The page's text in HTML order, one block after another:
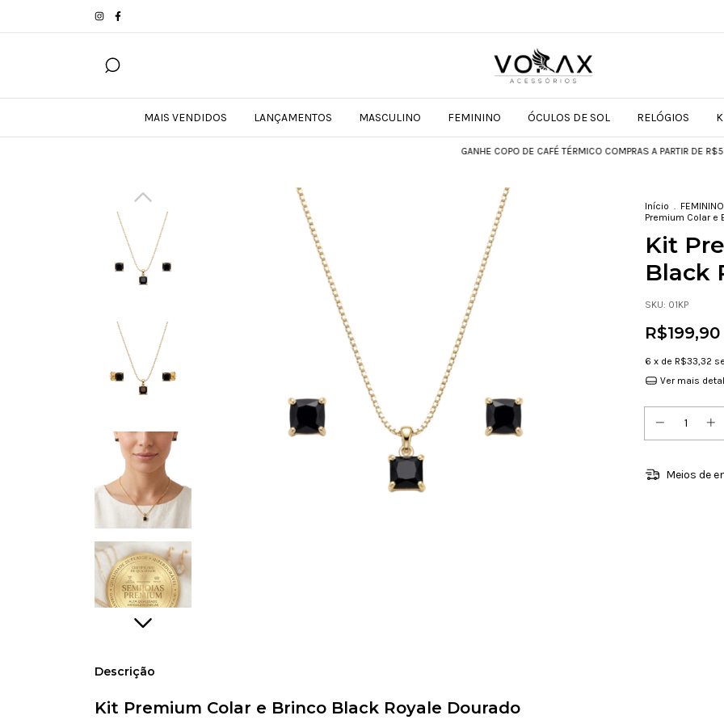
MAIS VENDIDOS LANÇAMENTOS MASCULINO FEMININO ÓCULOS DE SOL RELÓGIOS
GANHE COPO DE CAFÉ TÉRMICO COMPRAS A PARTIR DE R$599
Início . FEMININO
Premium Colar e
Kit
Black
SKU: 01KP
R$199,90
6 x de R$33,32
Ver mais
Meios de
Descrição
Kit Premium Colar e Brinco Black Royale Dourado